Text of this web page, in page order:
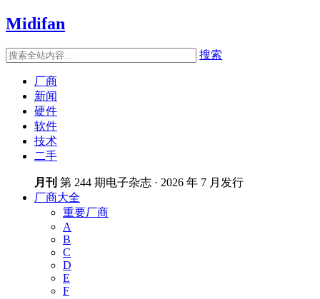
Midifan
搜索
厂商
新闻
硬件
软件
技术
二手
月刊 第 244 期电子杂志 · 2026 年 7 月发行
厂商大全
重要厂商
A
B
C
D
E
F